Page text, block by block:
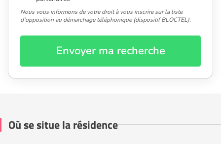
Nous vous informons de votre droit à vous inscrire sur la liste
d'opposition au démarchage téléphonique (dispositif BLOCTEL).
Envoyer ma recherche
Où se situe la résidence